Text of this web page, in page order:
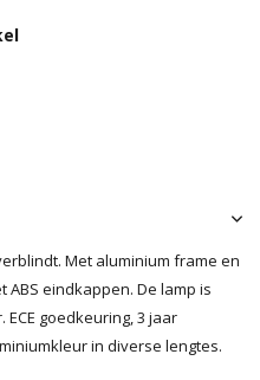
Met aluminium frame en
eindkappen. De lamp is
goedkeuring, 3 jaar
in diverse lengtes.